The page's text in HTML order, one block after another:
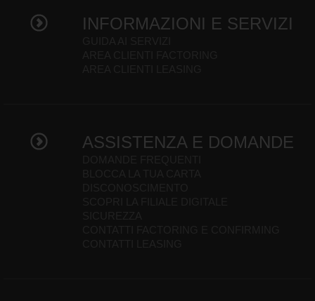
INFORMAZIONI E SERVIZI
ASSISTENZA E DOMANDE